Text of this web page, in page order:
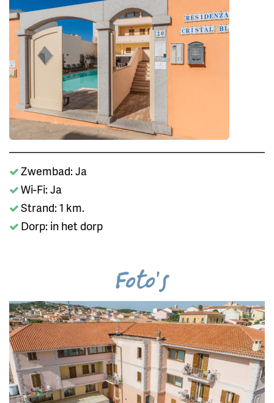
Zwembad: Ja
Wi-Fi: Ja
Strand: 1 km.
Dorp: in het dorp
Foto's